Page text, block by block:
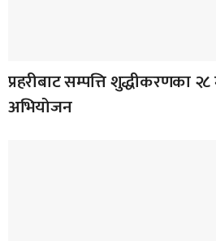
प्रहरीबाट सम्पत्ति शुद्धीकरणका
अभियोजन